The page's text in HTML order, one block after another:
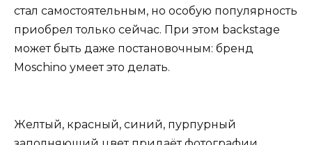
стал самостоятельным, но особую популярность
приобрел только сейчас. При этом backstage
может быть даже постановочным: бренд
Moschino умеет это делать.
Желтый, красный, синий, пурпурный